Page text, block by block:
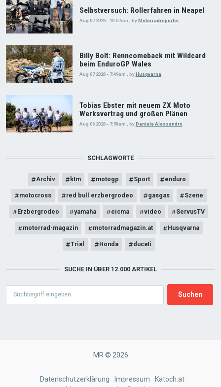
Selbstversuch: Rollerfahren in Neapel
Aug 07 2026 - 10:07am byMotorradreporter
Billy Bolt: Renncomeback mit Wildcard
beim EnduroGP Wales
Aug 07 2026 - 7:49am , by Husqvarna
Tobias Ebster mit neuem ZX Moto
Werksvertrag und großen Plänen
Aug 06 2026 - 7:58am byDaniele Alessandro
SCHLAGWORTE
Archiv ktm motogp Sport enduro
motocross red bull erzbergrodeo gasgas Szene
Erzbergrodeo yamaha eicma video ServusTV
motorrad-magazin motorradmagazin.at Husqvarna
Trial Honda ducati
SUCHE IN ÜBER 12.000 ARTIKEL
MR © 2026
Datenschutzerklärung Impressum
Katoch.at